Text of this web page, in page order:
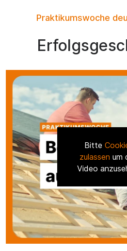
Praktikumswoche
Bitte
zulassen um
Video